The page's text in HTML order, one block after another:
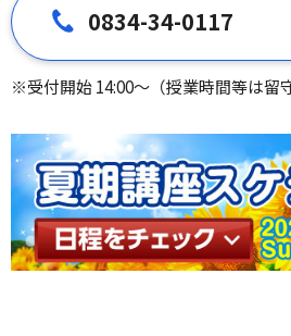
0834-34-0117
※受付開始 14:00～（授業時間等は留